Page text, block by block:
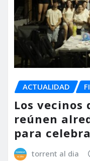
ACTUALIDAD
Los vecinos
reúnen
para
torrent al dia